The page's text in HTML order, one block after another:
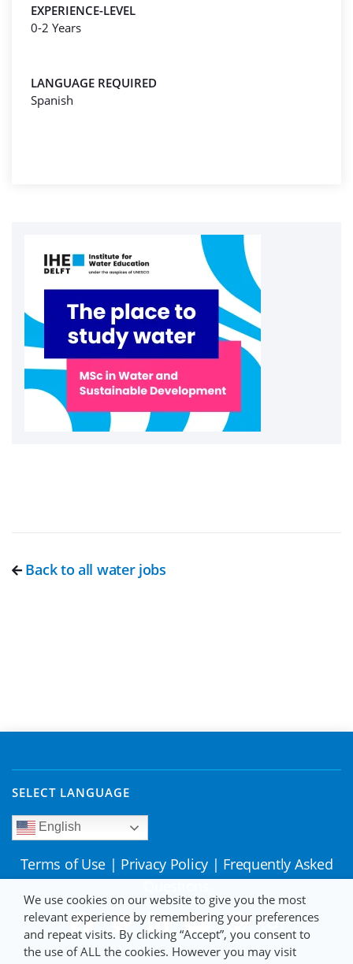
EXPERIENCE-LEVEL
0-2 Years
LANGUAGE REQUIRED
Spanish
Back to all water jobs
SELECT LANGUAGE
English
Terms of Use | Privacy Policy | Frequently Asked
We use cookies on our website to give you the most
relevant experience by remembering your preferences
and repeat visits. By clicking “Accept”, you consent to
the use of ALL the cookies. However you may visit